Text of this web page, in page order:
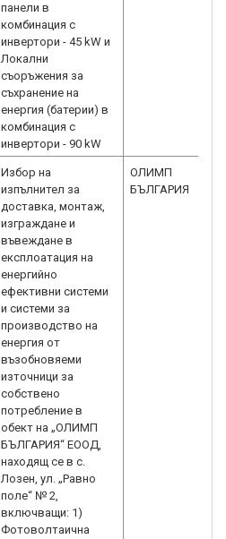
панели в
комбинация с
инвертори - 45 kW и
Локални
съоръжения за
съхранение на
енергия (батерии) в
комбинация с
инвертори - 90 kW
Избор на
изпълнител за
доставка, монтаж,
изграждане и
въвеждане в
експлоатация на
енергийно
ефективни системи
и системи за
производство на
енергия от
възобновяеми
източници за
собствено
потребление в
обект на „ОЛИМП
БЪЛГАРИЯ“ ЕООД,
находящ се в с.
Лозен, ул. „Равно
поле“ № 2,
включващи: 1)
Фотоволтаична
ОЛИМП
БЪЛГАРИЯ